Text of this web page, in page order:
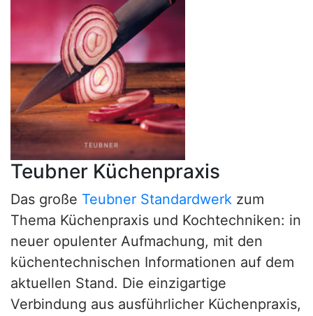
Teubner Küchenpraxis
Das große Teubner Standardwerk zum
Thema Küchenpraxis und Kochtechniken: in
neuer opulenter Aufmachung, mit den
küchentechnischen Informationen auf dem
aktuellen Stand. Die einzigartige
Verbindung aus ausführlicher Küchenpraxis,